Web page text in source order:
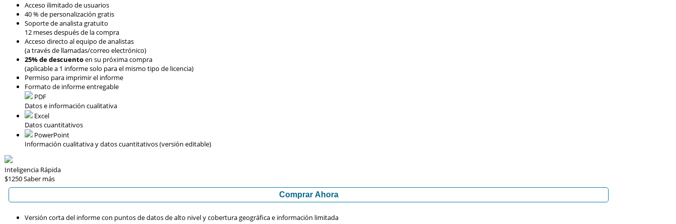
Acceso ilimitado de usuarios
40 % de personalización gratis
Soporte de analista gratuito
12 meses después de la compra
Acceso directo al equipo de analistas
(a través de llamadas/correo electrónico)
25% de descuentoen su próxima compra
(aplicable a 1 informe solo para el mismo tipo de licencia)
Permiso para imprimir el informe
Formato de informe entregable
PDF
Datos e información cualitativa
Excel
Datos cuantitativos
PowerPoint
Información cualitativa y datos cuantitativos (versión editable)
Inteligencia Rápida
$1250Saber más
Comprar Ahora
Versión corta del informe con puntos de datos de alto nivel y cobertura geográfica e información limitada